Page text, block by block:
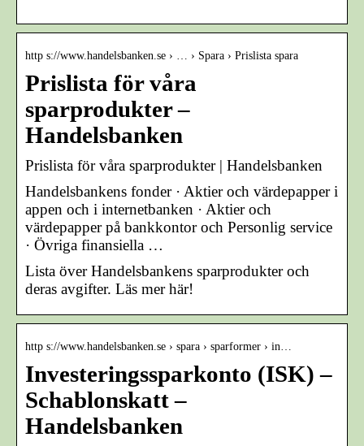
http s://www.handelsbanken.se › … › Spara › Prislista spara
Prislista för våra
sparprodukter –
Handelsbanken
Prislista för våra sparprodukter | Handelsbanken
Handelsbankens fonder · Aktier och värdepapper i
appen och i internetbanken · Aktier och
värdepapper på bankkontor och Personlig service
· Övriga finansiella …
Lista över Handelsbankens sparprodukter och
deras avgifter. Läs mer här!
http s://www.handelsbanken.se › spara › sparformer › in…
Investeringssparkonto (ISK) –
Schablonskatt –
Handelsbanken